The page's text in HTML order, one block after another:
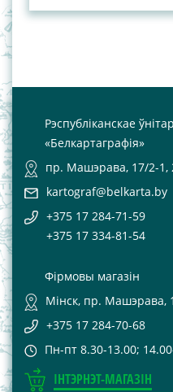
Рэспубліканскае
«Белкартаграфія»
пр. Машэрава, 17/2-1,
kartograf@belkarta.by
+375 17 284-71-59
+375 17 334-81-54
Фірмовы магазін
Мінск, пр. Машэрава,
+375 17 284-70-68
Пн-пт 8.30-13.00;
ІНТЭРНЭТ-МАГАЗІН